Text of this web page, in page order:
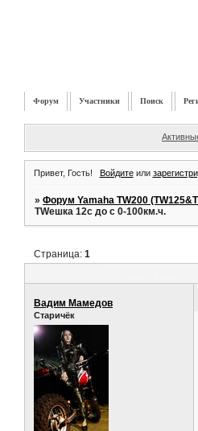
Форум Участники Поиск
Привет, Гость! Войдитеили
»Форум Yamaha TW200
TWешка 12с до с 0-100км.ч.
Страница:1
Вадим Мамедов
Старичёк